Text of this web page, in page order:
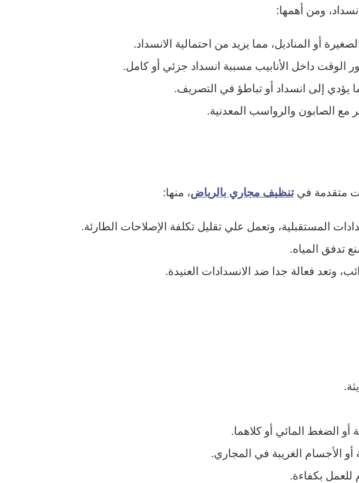
ومن أهمها:
أو المناديل، مما يزيد من احتمالية الانسداد.
الوقت داخل الأنابيب مسببة انسداد جزئي أو كامل.
يؤدي إلى انسداد أو تباطؤ في التصريف.
الصابون والرواسب المعدنية.
متقدمة فيتنظيف مجاري بالرياض، منها:
المستقبلية، وتعمل علي تقليل تكلفة الإصلاحات الطارئة.
تدفق المياه.
وتعد فعالة جدا ضد الانسدادات العنيدة.
أو الضغط المائي أو كلاهما.
الأجسام الغريبة في المجاري.
بكفاءة.